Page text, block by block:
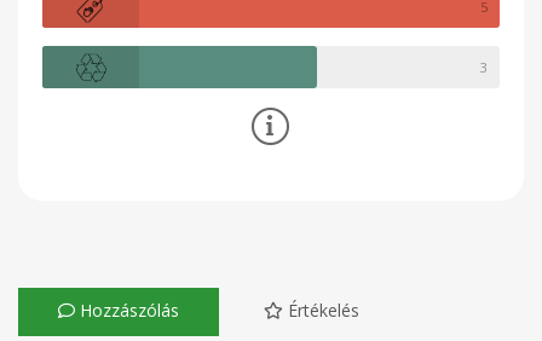
5
3
Hozzászólás Értékelés